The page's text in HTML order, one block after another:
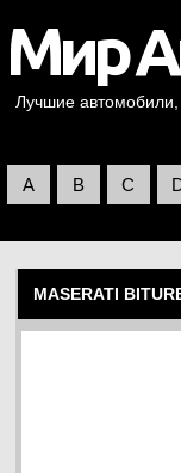
Лучшие автомобили,
A B C
MASERATI